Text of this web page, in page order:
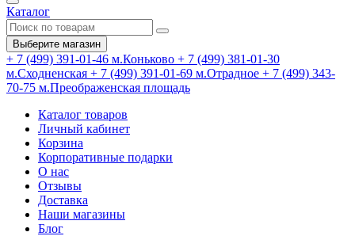
Каталог
Выберите магазин
+ 7 (499) 391-01-46 м.Коньково + 7 (499) 381-01-30
м.Сходненская + 7 (499) 391-01-69 м.Отрадное + 7 (499) 343-
70-75 м.Преображенская площадь
Каталог товаров
Личный кабинет
Корзина
Корпоративные подарки
О нас
Отзывы
Доставка
Наши магазины
Блог